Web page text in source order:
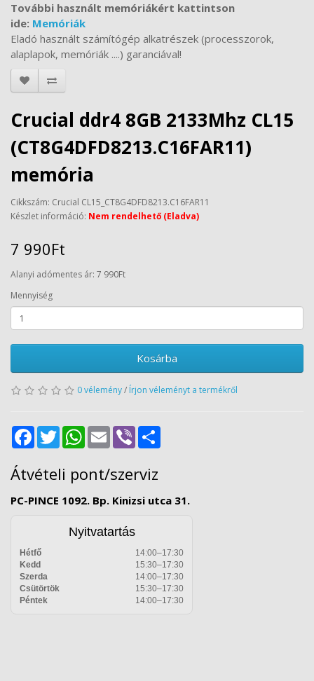
További használt memóriákért kattintson
ide: Memóriák
Eladó használt számítógép alkatrészek (processzorok,
alaplapok, memóriák ....) garanciával!
Crucial ddr4 8GB 2133Mhz CL15
(CT8G4DFD8213.C16FAR11)
memória
Cikkszám: Crucial CL15_CT8G4DFD8213.C16FAR11
Készlet információ: Nem rendelhető (Eladva)
7 990Ft
Alanyi adómentes ár: 7 990Ft
Mennyiség
Kosárba
0 vélemény/ Írjon véleményt a termékről
FacebookTwitter WhatsApp
Email Viber
Átvételi pont/szerviz
PC-PINCE 1092. Bp. Kinizsi utca 31.
Nyitvatartás
Hétfő
14:00–17:30
Kedd
15:30–17:30
Szerda
14:00–17:30
Csütörtök
15:30–17:30
Péntek
14:00–17:30